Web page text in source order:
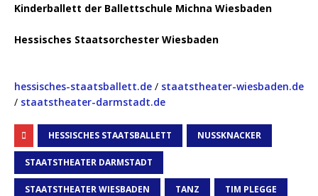
Kinderballett der Ballettschule Michna Wiesbaden
Hessisches Staatsorchester Wiesbaden
hessisches-staatsballett.de / staatstheater-wiesbaden.de
/ staatstheater-darmstadt.de
HESSISCHES STAATSBALLETT NUSSKNACKER
STAATSTHEATER DARMSTADT
STAATSTHEATER WIESBADEN TANZ TIM PLEGGE